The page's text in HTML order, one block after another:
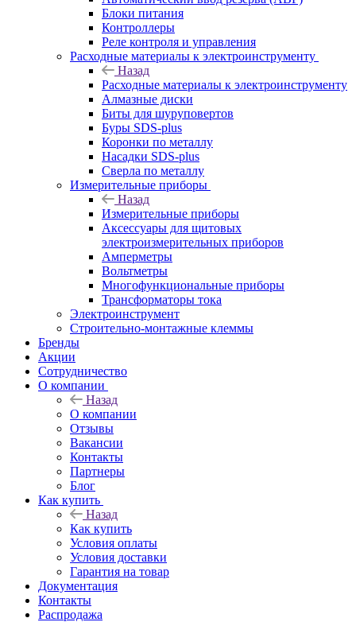
Блоки питания
Контроллеры
Реле контроля и управления
Расходные материалы к электроинструменту
Назад
Расходные материалы к электроинструменту
Алмазные диски
Биты для шуруповертов
Буры SDS-plus
Коронки по металлу
Насадки SDS-plus
Сверла по металлу
Измерительные приборы
Назад
Измерительные приборы
Аксессуары для щитовых
электроизмерительных приборов
Амперметры
Вольтметры
Многофункциональные приборы
Трансформаторы тока
Электроинструмент
Строительно-монтажные клеммы
Бренды
Акции
Сотрудничество
О компании
Назад
О компании
Отзывы
Вакансии
Контакты
Партнеры
Блог
Как купить
Назад
Как купить
Условия оплаты
Условия доставки
Гарантия на товар
Документация
Контакты
Распродажа